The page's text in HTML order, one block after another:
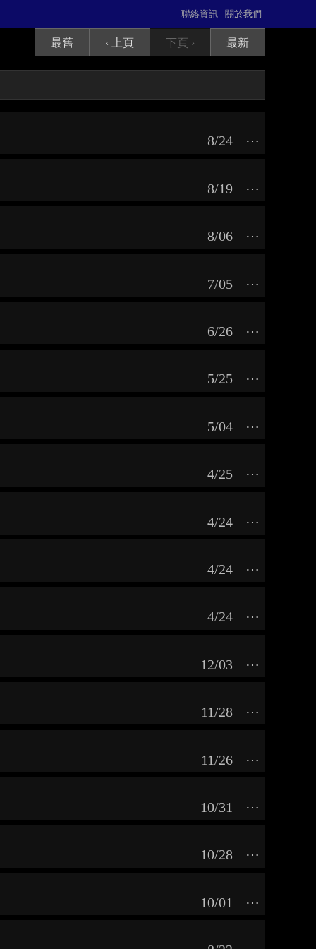
關於我們
聯絡資訊
最舊 ‹ 上頁 下頁 › 最新
⋯
8/24
⋯
8/19
⋯
8/06
⋯
7/05
⋯
6/26
⋯
5/25
⋯
5/04
⋯
4/25
⋯
4/24
⋯
4/24
⋯
4/24
⋯
12/03
⋯
11/28
⋯
11/26
⋯
10/31
⋯
10/28
⋯
10/01